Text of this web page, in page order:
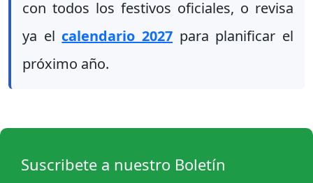
con todos los festivos oficiales, o revisa
ya el calendario 2027 para planificar el
próximo año.
Suscribete a nuestro Boletín